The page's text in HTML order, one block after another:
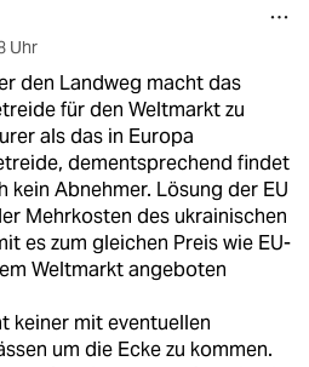
Uhr
den Landweg macht das
für den Weltmarkt zu
als das in Europa
dementsprechend findet
kein Abnehmer. Lösung der EU
Mehrkosten des ukrainischen
es zum gleichen Preis wie EU-
Weltmarkt angeboten
keiner mit eventuellen
um die Ecke zu kommen.